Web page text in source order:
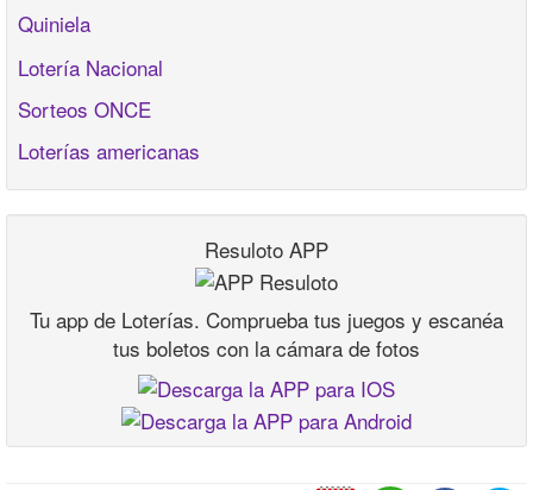
Quiniela
Lotería Nacional
Sorteos ONCE
Loterías americanas
Resuloto APP
Tu app de Loterías. Comprueba tus juegos y escanéa
tus boletos con la cámara de fotos